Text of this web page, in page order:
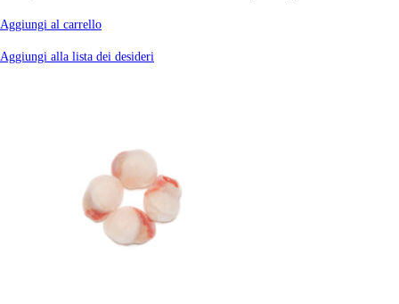
Aggiungi al carrello
Aggiungi alla lista dei desideri